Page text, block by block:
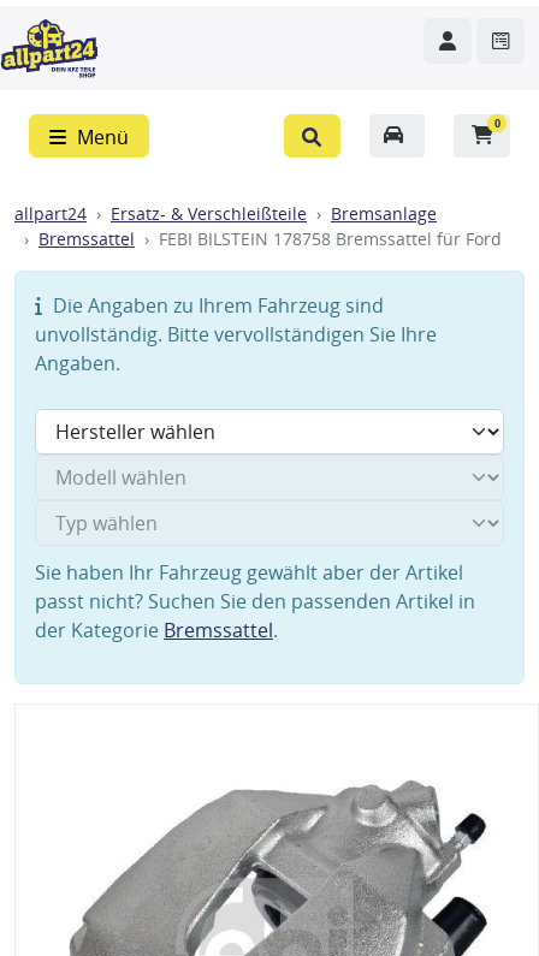
Menü
0
allpart24 Ersatz- & Verschleißteile
Bremsanlage
Bremssattel
FEBI BILSTEIN 178758 Bremssattel für Ford
Die Angaben zu Ihrem Fahrzeug sind
unvollständig. Bitte vervollständigen Sie Ihre
Angaben.
Sie haben Ihr Fahrzeug gewählt aber der Artikel
passt nicht? Suchen Sie den passenden Artikel in
der Kategorie Bremssattel.